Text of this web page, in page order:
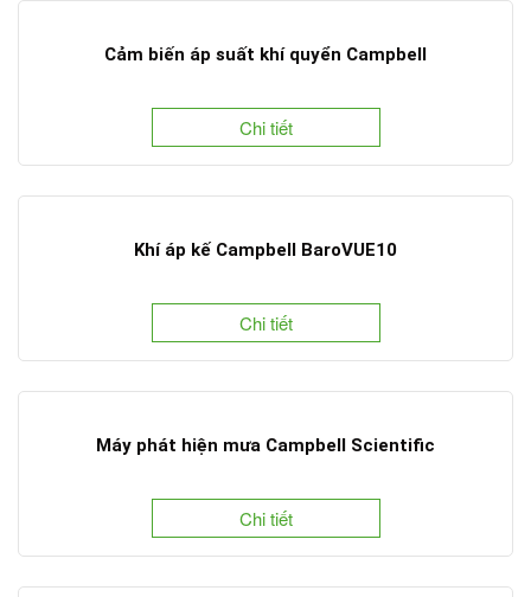
Cảm biến áp suất khí quyển Campbell
Chi tiết
Khí áp kế Campbell BaroVUE10
Chi tiết
Máy phát hiện mưa Campbell Scientific
Chi tiết